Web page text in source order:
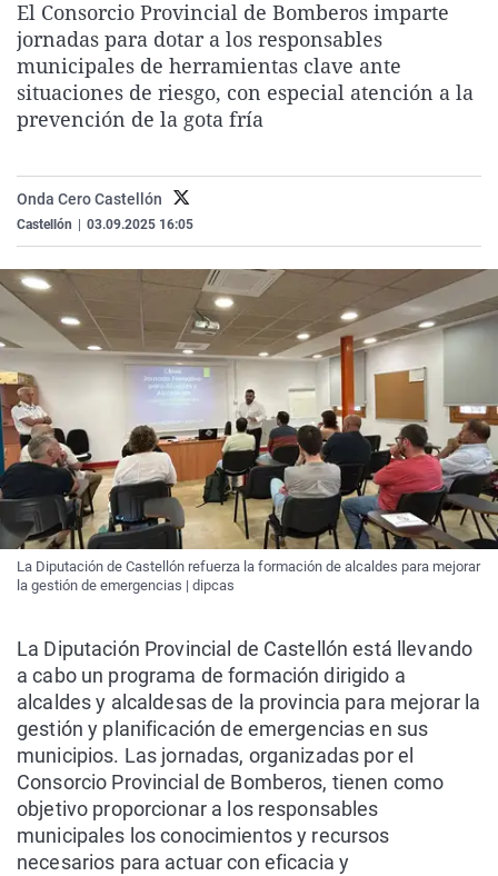
La rosa de los vientos
Gente viajera
Como el perro y el
Caso
Retornados
Equipo de
Extremadura
Galicia
La Rioja
País Vasco
Virales
Televisión
Elecciones
El Consorcio Provincial de Bomberos imparte
jornadas para dotar a los responsables
municipales de herramientas clave ante
situaciones de riesgo, con especial atención a la
prevención de la gota fría
Onda Cero Castellón
Castellón 03.09.2025 16:05
La Diputación de Castellón refuerza la formación de alcaldes para mejorar
la gestión de emergencias | dipcas
La Diputación Provincial de Castellón está llevando
a cabo un programa de formación dirigido a
alcaldes y alcaldesas de la provincia para mejorar la
gestión y planificación de emergencias en sus
municipios. Las jornadas, organizadas por el
Consorcio Provincial de Bomberos, tienen como
objetivo proporcionar a los responsables
municipales los conocimientos y recursos
necesarios para actuar con eficacia y